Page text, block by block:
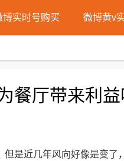
博实时号购买 微博黄v
餐厅带来利
是近几年风向好像是变了